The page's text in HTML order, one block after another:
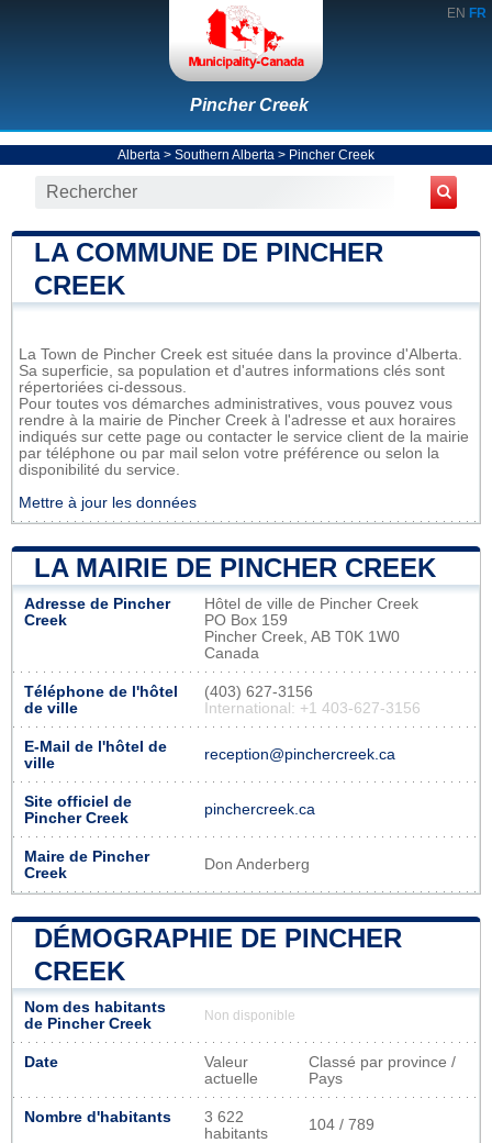
EN FR
Pincher Creek
Alberta > Southern Alberta > Pincher Creek
LA COMMUNE DE PINCHER
CREEK
La Town de Pincher Creek est située dans la province d'Alberta.
Sa superficie, sa population et d'autres informations clés sont
répertoriées ci-dessous.
Pour toutes vos démarches administratives, vous pouvez vous
rendre à la mairie de Pincher Creek à l'adresse et aux horaires
indiqués sur cette page ou contacter le service client de la mairie
par téléphone ou par mail selon votre préférence ou selon la
disponibilité du service.
Mettre à jour les données
LA MAIRIE DE PINCHER CREEK
Adresse de Pincher
Creek
Hôtel de ville de Pincher Creek
PO Box 159
Pincher Creek, AB T0K 1W0
Canada
Téléphone de l'hôtel
de ville
(403) 627-3156
International: +1 403-627-3156
E-Mail de l'hôtel de
ville
reception@pinchercreek.ca
Site officiel de
Pincher Creek
pinchercreek.ca
Maire de Pincher
Creek
Don Anderberg
DÉMOGRAPHIE DE PINCHER
CREEK
Nom des habitants
de Pincher Creek
Non disponible
Date
Valeur
actuelle
Classé par province /
Pays
Nombre d'habitants
3 622
habitants
104 / 789